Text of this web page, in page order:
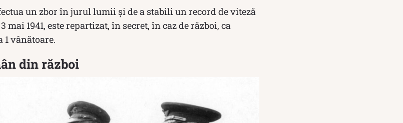
un zbor în jurul lumii și de a stabili un record de viteză
mai 1941, este repartizat, în secret, în caz de război, ca
vânătoare.
din război